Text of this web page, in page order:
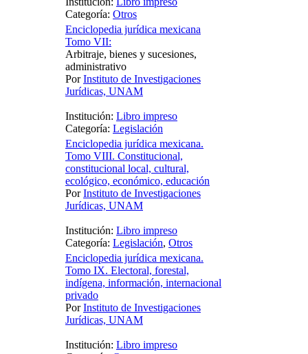
Categoría: Otros
Enciclopedia jurídica mexicana
Tomo VII:
Arbitraje, bienes y sucesiones,
administrativo
PorInstituto de Investigaciones
Jurídicas, UNAM
Institución: Libro impreso
Categoría: Legislación
Enciclopedia jurídica mexicana.
Tomo VIII. Constitucional,
constitucional local, cultural,
ecológico, económico, educación
PorInstituto de Investigaciones
Jurídicas, UNAM
Institución: Libro impreso
Categoría: Legislación, Otros
Enciclopedia jurídica mexicana.
Tomo IX. Electoral, forestal,
indígena, información, internacional
privado
PorInstituto de Investigaciones
Jurídicas, UNAM
Institución: Libro impreso